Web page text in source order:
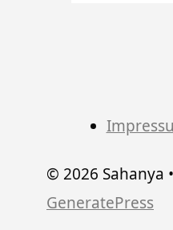
© 2026 Sahanya
GeneratePress